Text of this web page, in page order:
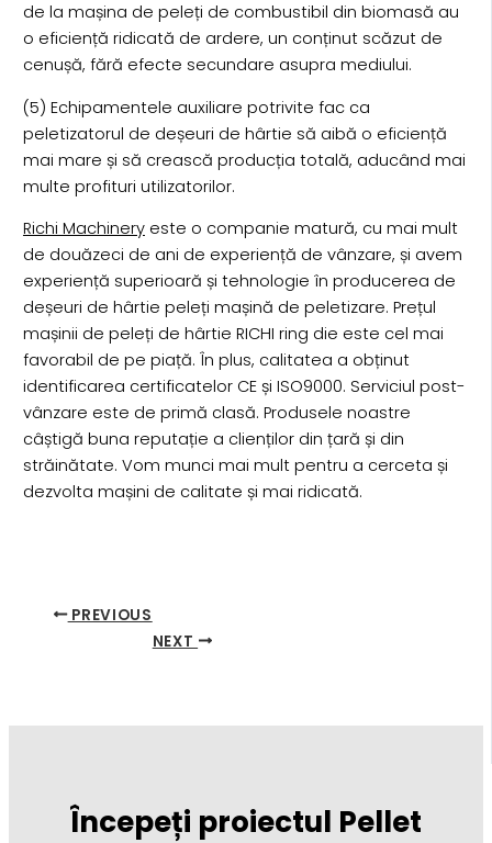
de la mașina de peleți de combustibil din biomasă au
o eficiență ridicată de ardere, un conținut scăzut de
cenușă, fără efecte secundare asupra mediului.
(5) Echipamentele auxiliare potrivite fac ca
peletizatorul de deșeuri de hârtie să aibă o eficiență
mai mare și să crească producția totală, aducând mai
multe profituri utilizatorilor.
Richi Machineryeste o companie matură, cu mai mult
de douăzeci de ani de experiență de vânzare, și avem
experiență superioară și tehnologie în producerea de
deșeuri de hârtie peleți mașină de peletizare. Prețul
mașinii de peleți de hârtie RICHI ring die este cel mai
favorabil de pe piață. În plus, calitatea a obținut
identificarea certificatelor CE și ISO9000. Serviciul post-
vânzare este de primă clasă. Produsele noastre
câștigă buna reputație a clienților din țară și din
străinătate. Vom munci mai mult pentru a cerceta și
dezvolta mașini de calitate și mai ridicată.
PREVIOUS
NEXT
Începeți proiectul Pellet